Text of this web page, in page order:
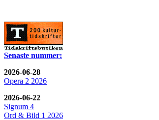
Senaste nummer:
2026-06-28
Opera 2 2026
2026-06-22
Signum 4
Ord & Bild 1 2026